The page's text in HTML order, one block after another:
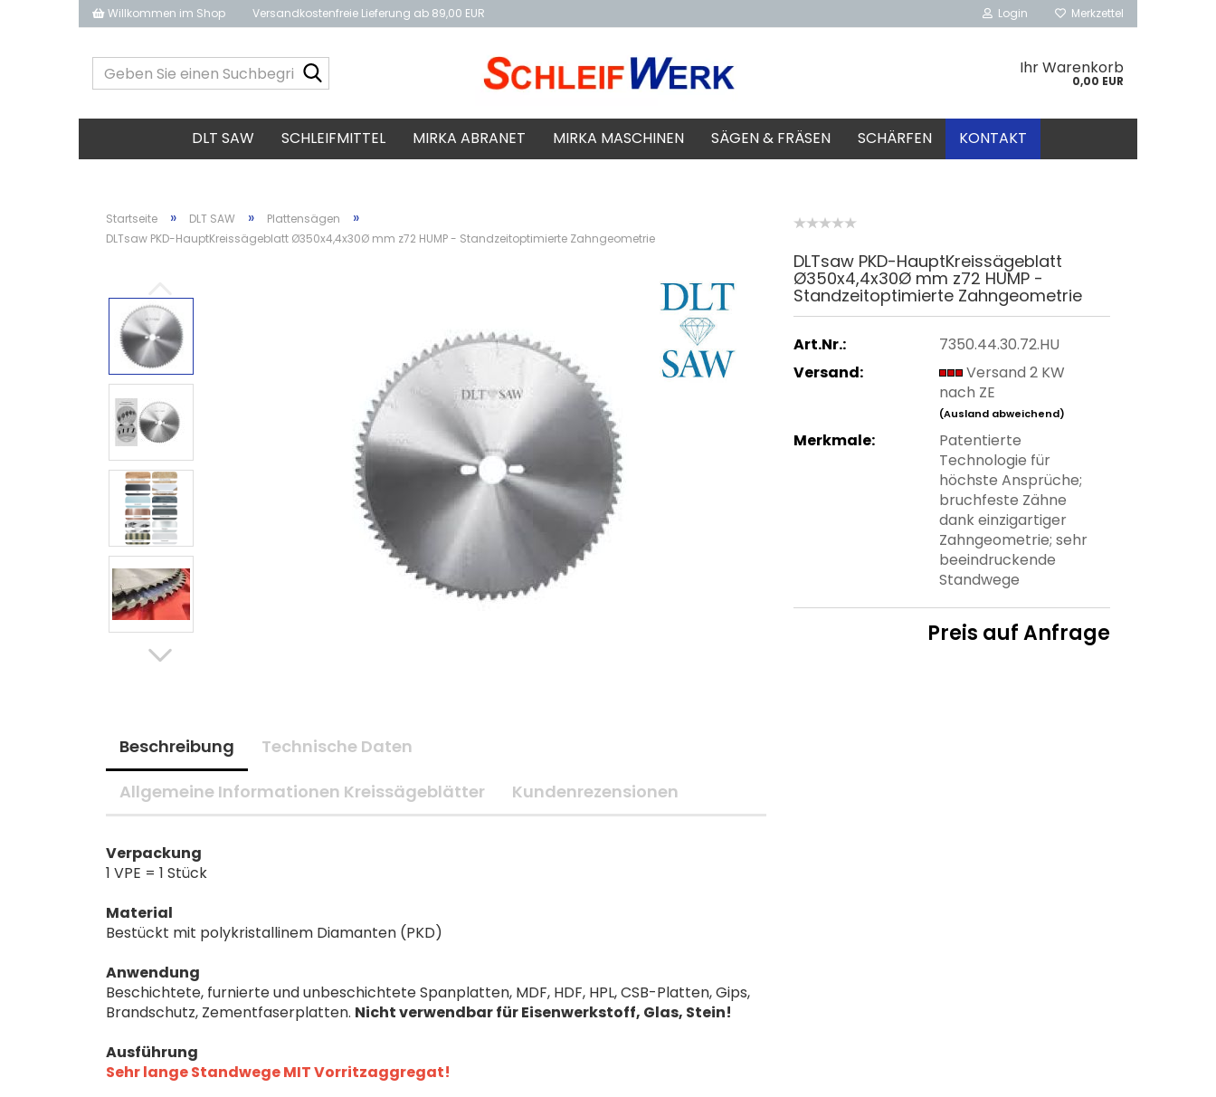
Willkommen im Shop Versandkostenfreie Lieferung ab 89,00 EUR Login Merkzettel
Sie
Suchbegriff
ein...
Ihr Warenkorb
0,00 EUR
DLT SAW SCHLEIFMITTEL MIRKA ABRANET MIRKA MASCHINEN SÄGEN & FRÄSEN SCHÄRFEN KONTAKT
Startseite » DLT SAW » Plattensägen »
DLTsaw PKD-HauptKreissägeblatt Ø350x4,4x30Ø mm z72 HUMP - Standzeitoptimierte Zahngeometrie
DLTsaw PKD-HauptKreissägeblatt
Ø350x4,4x30Ø mm z72 HUMP -
Standzeitoptimierte Zahngeometrie
Art.Nr.:
7350.44.30.72.HU
Versand:
Versand 2 KW
nach ZE
(Ausland abweichend)
Merkmale:
Patentierte
Technologie für
höchste Ansprüche;
bruchfeste Zähne
dank einzigartiger
Zahngeometrie; sehr
beeindruckende
Standwege
Preis auf Anfrage
Beschreibung
Technische Daten
Allgemeine Informationen Kreissägeblätter
Kundenrezensionen
Verpackung
1 VPE = 1 Stück
Material
Bestückt mit polykristallinem Diamanten (PKD)
Anwendung
Beschichtete, furnierte und unbeschichtete Spanplatten, MDF, HDF, HPL, CSB-Platten, Gips,
Brandschutz, Zementfaserplatten. Nicht verwendbar für Eisenwerkstoff, Glas, Stein!
Ausführung
Sehr lange Standwege MIT Vorritzaggregat!